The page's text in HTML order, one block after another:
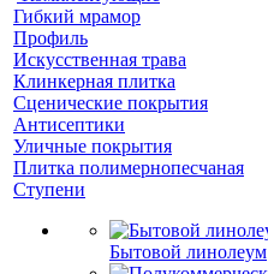
Гибкий мрамор
Профиль
Искусственная трава
Клинкерная плитка
Сценические покрытия
Антисептики
Уличные покрытия
Плитка полимернопесчаная
Ступени
Бытовой линолеум